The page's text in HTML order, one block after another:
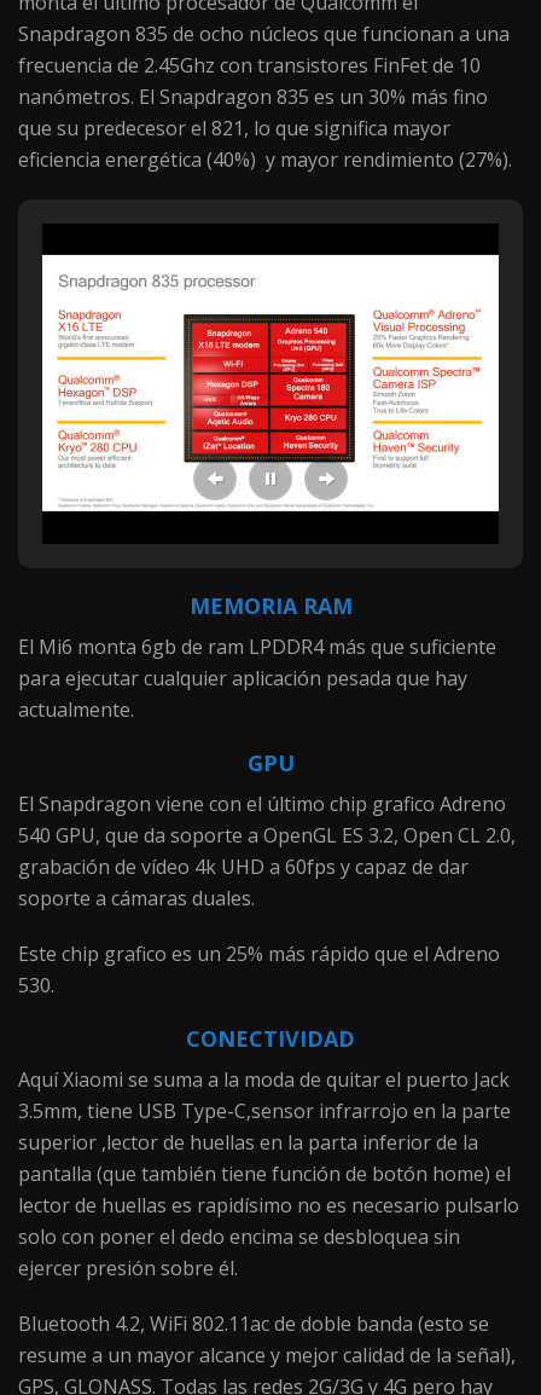
Snapdragon 835 de ocho núcleos que funcionan a una
frecuencia de 2.45Ghz con transistores FinFet de 10
nanómetros. El Snapdragon 835 es un 30% más fino
que su predecesor el 821, lo que significa mayor
eficiencia energética (40%) y mayor rendimiento (27%).
MEMORIA RAM
El Mi6 monta 6gb de ram LPDDR4 más que suficiente
para ejecutar cualquier aplicación pesada que hay
actualmente.
GPU
El Snapdragon viene con el último chip grafico Adreno
540 GPU, que da soporte a OpenGL ES 3.2, Open CL 2.0,
grabación de vídeo 4k UHD a 60fps y capaz de dar
soporte a cámaras duales.
Este chip grafico es un 25% más rápido que el Adreno
530.
CONECTIVIDAD
Aquí Xiaomi se suma a la moda de quitar el puerto Jack
3.5mm, tiene USB Type-C,sensor infrarrojo en la parte
superior ,lector de huellas en la parta inferior de la
pantalla (que también tiene función de botón home) el
lector de huellas es rapidísimo no es necesario pulsarlo
solo con poner el dedo encima se desbloquea sin
ejercer presión sobre él.
Bluetooth 4.2, WiFi 802.11ac de doble banda (esto se
resume a un mayor alcance y mejor calidad de la señal),
GPS, GLONASS. Todas las redes 2G/3G y 4G pero hay